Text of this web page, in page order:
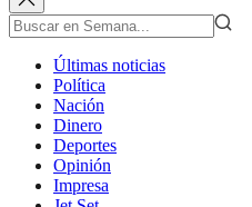
Últimas noticias
Política
Nación
Dinero
Deportes
Opinión
Impresa